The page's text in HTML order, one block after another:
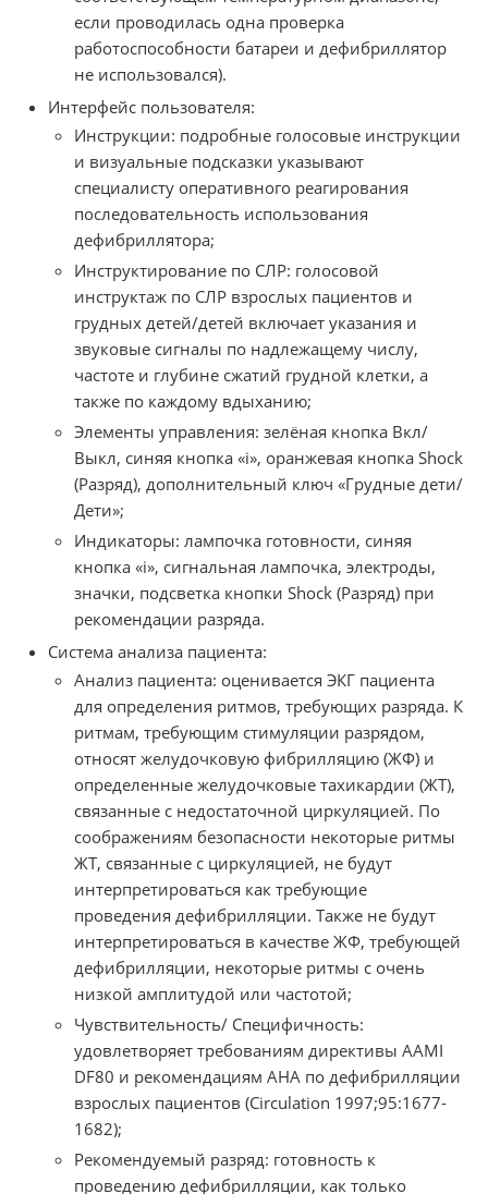
если проводилась одна проверка
работоспособности батареи и дефибриллятор
не использовался).
Интерфейс пользователя:
Инструкции: подробные голосовые инструкции
и визуальные подсказки указывают
специалисту оперативного реагирования
последовательность использования
дефибриллятора;
Инструктирование по СЛР: голосовой
инструктаж по СЛР взрослых пациентов и
грудных детей/детей включает указания и
звуковые сигналы по надлежащему числу,
частоте и глубине сжатий грудной клетки, а
также по каждому вдыханию;
Элементы управления: зелёная кнопка Вкл/
Выкл, синяя кнопка «i», оранжевая кнопка Shock
(Разряд), дополнительный ключ «Грудные дети/
Дети»;
Индикаторы: лампочка готовности, синяя
кнопка «i», сигнальная лампочка, электроды,
значки, подсветка кнопки Shock (Разряд) при
рекомендации разряда.
Система анализа пациента:
Анализ пациента: оценивается ЭКГ пациента
для определения ритмов, требующих разряда. К
ритмам, требующим стимуляции разрядом,
относят желудочковую фибрилляцию (ЖФ) и
определенные желудочковые тахикардии (ЖТ),
связанные с недостаточной циркуляцией. По
соображениям безопасности некоторые ритмы
ЖТ, связанные с циркуляцией, не будут
интерпретироваться как требующие
проведения дефибрилляции. Также не будут
интерпретироваться в качестве ЖФ, требующей
дефибрилляции, некоторые ритмы с очень
низкой амплитудой или частотой;
Чувствительность/ Специфичность:
удовлетворяет требованиям директивы AAMI
DF80 и рекомендациям AHA по дефибрилляции
взрослых пациентов (Circulation 1997;95:1677-
1682);
Рекомендуемый разряд: готовность к
проведению дефибрилляции, как только